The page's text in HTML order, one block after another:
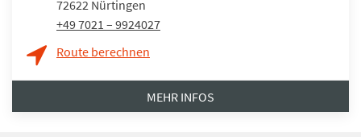
72622 Nürtingen
+49 7021 – 9924027
Route berechnen
MEHR INFOS